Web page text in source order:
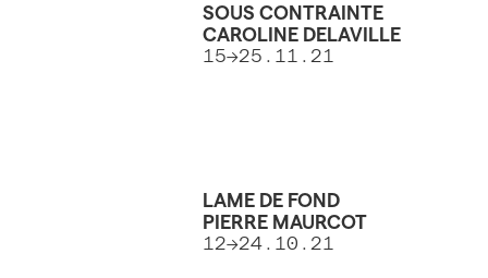
SOUS CONTRAINTE
CAROLINE DELAVILLE
15→25.11.21
LAME DE FOND
PIERRE MAURCOT
12→24.10.21